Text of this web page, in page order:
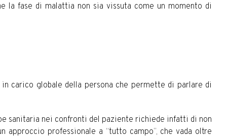
fase di malattia non sia vissuta come un momento di
carico globale della persona che permette di parlare di
sanitaria nei confronti del paziente richiede infatti di non
approccio professionale a “tutto campo”, che vada oltre